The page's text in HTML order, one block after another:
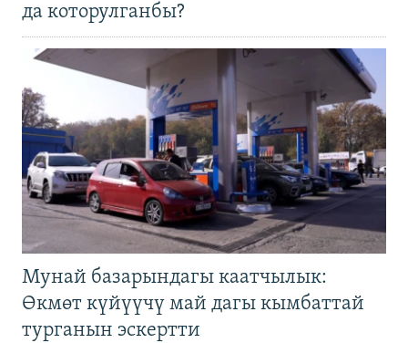
да которулганбы?
Мунай базарындагы каатчылык:
Өкмөт күйүүчү май дагы кымбаттай
турганын эскертти